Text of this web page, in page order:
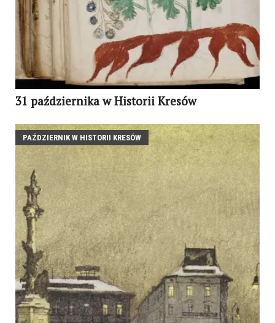
31 października w Historii Kresów
PAŹDZIERNIK W HISTORII KRESÓW